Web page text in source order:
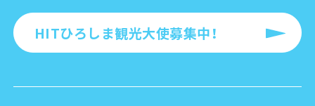
HITひろしま観光大使募集中！